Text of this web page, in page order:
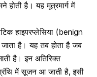
होती है। यह मूत्रमार्ग में
हाइपरप्लेसिया (benign
जाता है। यह तब होता है जब
है। इन अतिरिक्त
में सूजन आ जाती है,इसी